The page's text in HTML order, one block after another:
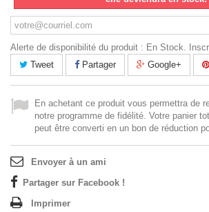
Alerte de disponibilité du produit : En Stock.
Tweet
Partager Google+
En achetant ce produit vous permettra de
notre programme de fidélité. Votre panier
peut être converti en un bon de réduction
Envoyer à un ami
Partager sur Facebook !
Imprimer